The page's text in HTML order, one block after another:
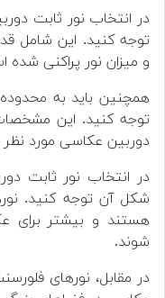
در انتخاب نور ثابت
توجه کنید. این شامل
و میزان نور پراکنی
همچنین باید به
توجه کنید. این
دوربین عکاسی مورد نظر
در انتخاب نور ثابت
هستند و بیشتر برای
شوند.
در مقابل، نورهای